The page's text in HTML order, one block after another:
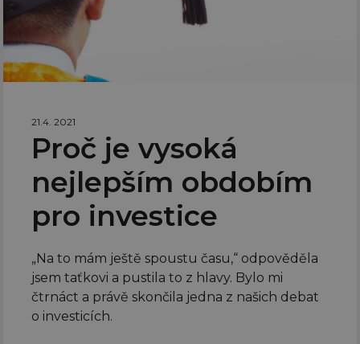
21.4. 2021
Proč je vysoká
nejlepším obdobím
pro investice
„Na to mám ještě spoustu času,“ odpověděla
jsem taťkovi a pustila to z hlavy. Bylo mi
čtrnáct a právě skončila jedna z našich debat
o investicích.